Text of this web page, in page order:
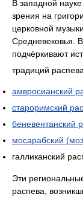
В западной
зрения на
церковной
Средневековья.
подчёркивают
традиций распева
амвросианский
староримский
беневентанский
мосарабский
галликанский
Эти
распева,